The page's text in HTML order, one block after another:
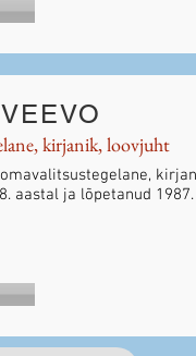
kirjanik, loovjuht
aastal ja lõpetanud